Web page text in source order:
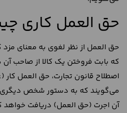
حق العمل کاری
حق العمل از نظر لغوی به معنای مزد
که بابت فروختن یک کالا از صاحب
اصطلاح قانون تجارت، حق العمل
می‌گویند که به دستور شخص دیگری،
آن اجرت (حق العمل) دریافت خواهد